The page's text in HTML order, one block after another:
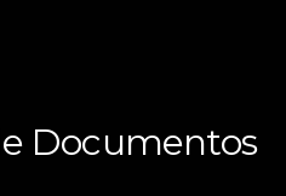
Documentos